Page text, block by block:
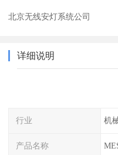
北京无线安灯系统公司
详细说明
行业 机
产品名称